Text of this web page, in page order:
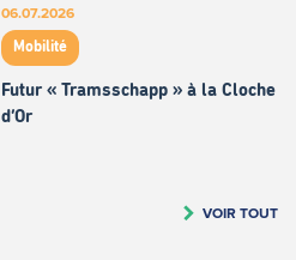
06.07.2026
Mobilité
Futur « Tramsschapp » à la Cloche
d’Or
VOIR TOUT